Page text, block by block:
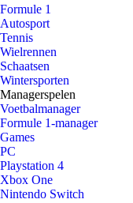
Formule 1
Autosport
Tennis
Wielrennen
Schaatsen
Wintersporten
Managerspelen
Voetbalmanager
Formule 1-manager
Games
PC
Playstation 4
Xbox One
Nintendo Switch